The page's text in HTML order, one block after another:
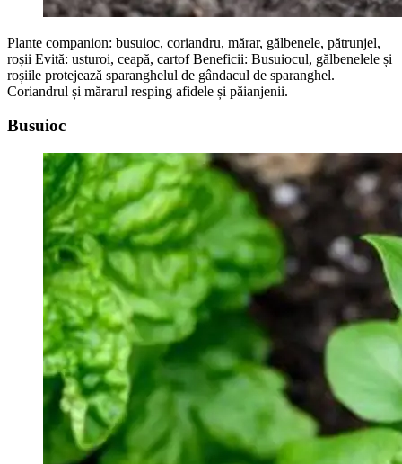
Plante companion: busuioc, coriandru, mărar, gălbenele, pătrunjel,
roșii Evită: usturoi, ceapă, cartof Beneficii: Busuiocul, gălbenelele și
roșiile protejează sparanghelul de gândacul de sparanghel.
Coriandrul și mărarul resping afidele și păianjenii.
Busuioc